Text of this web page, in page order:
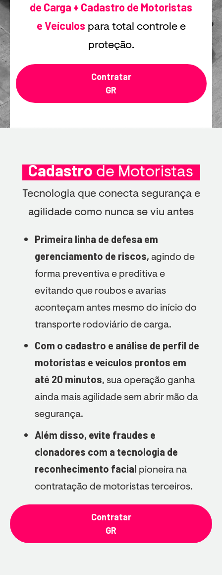
de Carga + Cadastro de Motoristas
e Veículos para total controle e
proteção.
Contratar
GR
Cadastro de Motoristas
Tecnologia que conecta segurança e
agilidade como nunca se viu antes
Primeira linha de defesa em
gerenciamento de riscos, agindo de
forma preventiva e preditiva e
evitando que roubos e avarias
aconteçam antes mesmo do início do
transporte rodoviário de carga.
Com o cadastro e análise de perfil de
motoristas e veículos prontos em
até 20 minutos, sua operação ganha
ainda mais agilidade sem abrir mão da
segurança.
Além disso, evite fraudes e
clonadores com a tecnologia de
reconhecimento facial pioneira na
contratação de motoristas terceiros.
Contratar
GR